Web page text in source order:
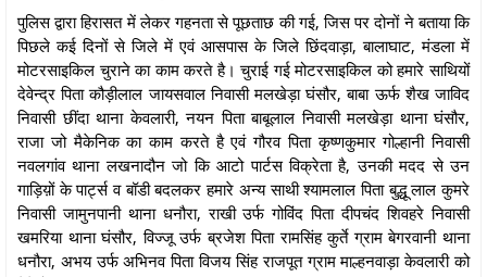
पुलिस द्वारा हिरासत में लेकर गहनता से पूछताछ की गई, जिस पर दोनों ने बताया कि
पिछले कई दिनों से जिले में एवं आसपास के जिले छिंदवाड़ा, बालाघाट, मंडला में
मोटरसाइकिल चुराने का काम करते है। चुराई गई मोटरसाइकिल को हमारे साथियों
देवेन्द्र पिता कौड़ीलाल जायसवाल निवासी मलखेड़ा घंसौर, बाबा ऊर्फ शैख जाविद
निवासी छींदा थाना केवलारी, नयन पिता बाबूलाल निवासी मलखेड़ा थाना घंसौर,
राजा जो मैकेनिक का काम करते है एवं गौरव पिता कृष्णकुमार गोल्हानी निवासी
नवलगांव थाना लखनादौन जो कि आटो पार्टस विक्रेता है, उनकी मदद से उन
गाड़िय़ों के पार्ट्स व बॉडी बदलकर हमारे अन्य साथी श्यामलाल पिता बुद्धू लाल कुमरे
निवासी जामुनपानी थाना धनौरा, राखी उर्फ गोविंद पिता दीपचंद शिवहरे निवासी
खमरिया थाना घंसौर, विज्जू उर्फ ब्रजेश पिता रामसिंह कुर्ते ग्राम बेगरवानी थाना
धनौरा, अभय उर्फ अभिनव पिता विजय सिंह राजपूत ग्राम माल्हनवाड़ा केवलारी को